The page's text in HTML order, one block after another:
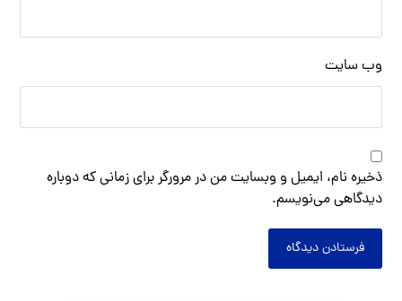
وب‌ سایت
ذخیره نام، ایمیل و وبسایت من در مرورگر برای زمانی که دوباره
دیدگاهی می‌نویسم.
فرستادن دیدگاه